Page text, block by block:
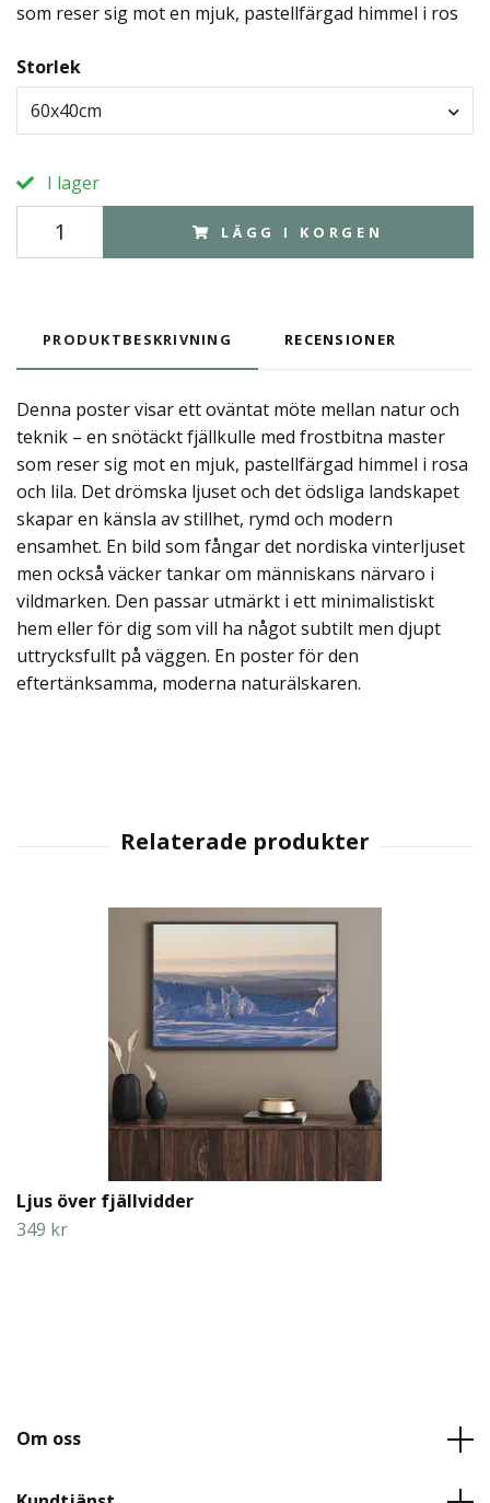
som reser sig mot en mjuk, pastellfärgad himmel i ros
Storlek
60x40cm
I lager
LÄGG I KORGEN
PRODUKTBESKRIVNING RECENSIONER
Denna poster visar ett oväntat möte mellan natur och
teknik – en snötäckt fjällkulle med frostbitna master
som reser sig mot en mjuk, pastellfärgad himmel i rosa
och lila. Det drömska ljuset och det ödsliga landskapet
skapar en känsla av stillhet, rymd och modern
ensamhet. En bild som fångar det nordiska vinterljuset
men också väcker tankar om människans närvaro i
vildmarken. Den passar utmärkt i ett minimalistiskt
hem eller för dig som vill ha något subtilt men djupt
uttrycksfullt på väggen. En poster för den
eftertänksamma, moderna naturälskaren.
Ljus över fjällvidder
349 kr
Om oss